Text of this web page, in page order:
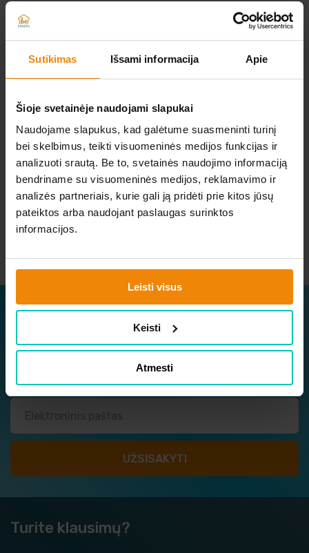
Sutikimas Išsami informacija Apie
Šioje svetainėje naudojami slapukai
Naudojame slapukus, kad galėtume suasmeninti turinį
bei skelbimus, teikti visuomeninės medijos funkcijas ir
analizuoti srautą. Be to, svetainės naudojimo informaciją
bendriname su visuomeninės medijos, reklamavimo ir
analizės partneriais, kurie gali ją pridėti prie kitos jūsų
pateiktos arba naudojant paslaugas surinktos
informacijos.
Leisti visus
Keisti
Atmesti
Prekės pigiau
šiandien!
Atsiųskite norimos prekės nuorodą iš kitos
elektroninės parduotuvės
O MES JUMS JĄ IŠNUOMOSIME.
Parašykite mums
Užsisakykite naujienlaiškį
Sužinokite apie naujausius ir geriausius pasiūlymus
vieni pirmųjų!
Turite klausimų?